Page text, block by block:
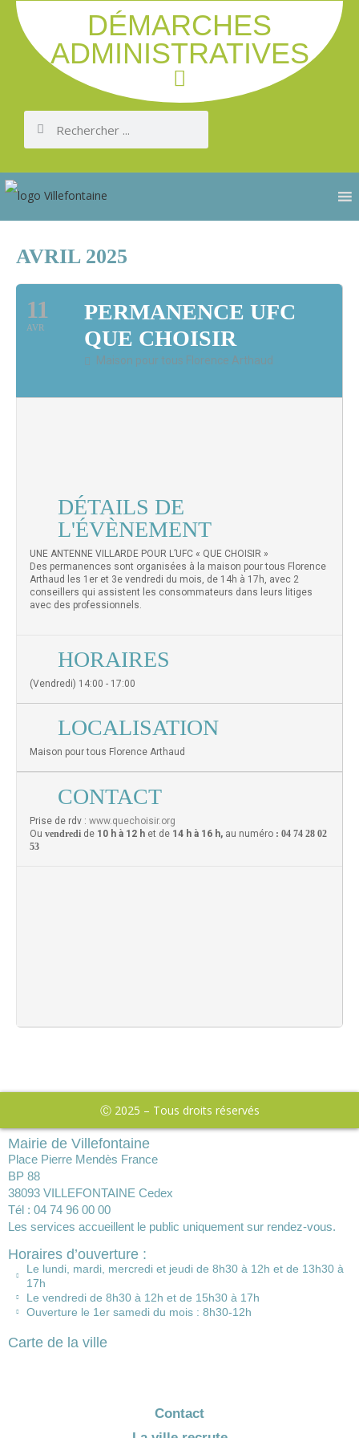
DÉMARCHES
ADMINISTRATIVES
AVRIL 2025
11
AVR
PERMANENCE UFC
QUE CHOISIR
Maison pour tous Florence Arthaud
DÉTAILS DE
L'ÉVÈNEMENT
UNE ANTENNE VILLARDE POUR L’UFC « QUE CHOISIR »
Des permanences sont organisées à la maison pour tous Florence
Arthaud les 1er et 3e vendredi du mois, de 14h à 17h, avec 2
conseillers qui assistent les consommateurs dans leurs litiges
avec des professionnels.
HORAIRES
(Vendredi) 14:00 - 17:00
LOCALISATION
Maison pour tous Florence Arthaud
CONTACT
Prise de rdv : www.quechoisir.org
Ou vendredi de 10 h à 12 h et de 14 h à 16 h, au numéro : 04 74 28 02
53
Ⓒ 2025 – Tous droits réservés
Mairie de Villefontaine
Place Pierre Mendès France
BP 88
38093 VILLEFONTAINE Cedex
Tél : 04 74 96 00 00
Les services accueillent le public uniquement sur rendez-vous.
Horaires d’ouverture :
Le lundi, mardi, mercredi et jeudi de 8h30 à 12h et de 13h30 à
17h
Le vendredi de 8h30 à 12h et de 15h30 à 17h
Ouverture le 1er samedi du mois : 8h30-12h
Carte de la ville
Contact